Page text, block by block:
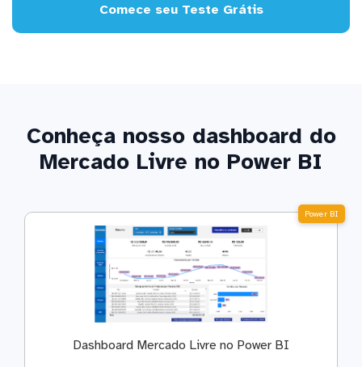
Comece seu Teste Grátis
Conheça nosso dashboard do
Mercado Livre no Power BI
Power BI
Dashboard Mercado Livre no Power BI